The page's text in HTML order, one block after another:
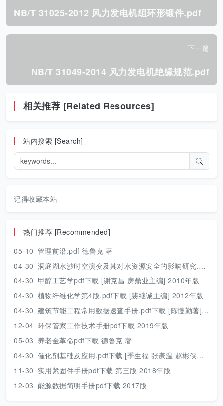
NB/T 31025-2012 风力发电机组环形锻件.pdf
下一篇
NB/T 31049-2014 风力发电机绝缘规范.pdf
相关推荐 [Related Resources]
站内搜索 [Search]
记得收藏本站
热门推荐 [Recommended]
05-10 管理前沿.pdf 德鲁克 著
04-30 洞庭湖水沙时空演变及其对水资源安全的影响研究.pdf 胡光伟 著 2017年版
04-30 甲醇工艺学pdf下载 [谢克昌 房鼎业主编] 2010年版
04-30 植物纤维化学第4版.pdf下载 [裴继诚主编] 2012年版
04-30 建筑节能工程常用数据速查手册.pdf下载 [陈慢勤著] 2010年版
12-04 环保管家工作技术手册pdf下载 2019年版
05-03 养老金革命pdf下载 德鲁克 著
04-30 催化剂基础及应用.pdf下载 [季生福 张谦温 赵彬侠编] 2011年版
11-30 实用紧固件手册pdf下载 第三版 2018年版
12-03 能源数据简明手册pdf下载 2017版